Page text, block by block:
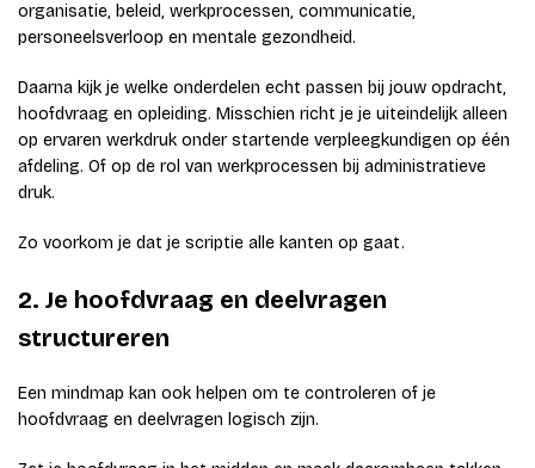
organisatie, beleid, werkprocessen, communicatie,
personeelsverloop en mentale gezondheid.
Daarna kijk je welke onderdelen echt passen bij jouw opdracht,
hoofdvraag en opleiding. Misschien richt je je uiteindelijk alleen
op ervaren werkdruk onder startende verpleegkundigen op één
afdeling. Of op de rol van werkprocessen bij administratieve
druk.
Zo voorkom je dat je scriptie alle kanten op gaat.
2. Je hoofdvraag en deelvragen
structureren
Een mindmap kan ook helpen om te controleren of je
hoofdvraag en deelvragen logisch zijn.